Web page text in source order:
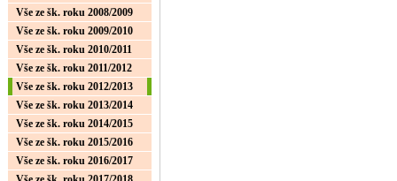
Vše ze šk. roku 2008/2009
Vše ze šk. roku 2009/2010
Vše ze šk. roku 2010/2011
Vše ze šk. roku 2011/2012
Vše ze šk. roku 2012/2013
Vše ze šk. roku 2013/2014
Vše ze šk. roku 2014/2015
Vše ze šk. roku 2015/2016
Vše ze šk. roku 2016/2017